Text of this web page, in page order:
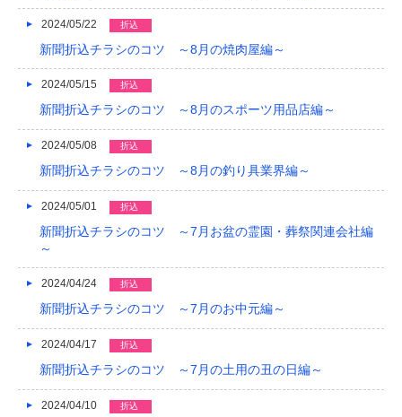
2024/05/22 折込
新聞折込チラシのコツ ～8月の焼肉屋編～
2024/05/15 折込
新聞折込チラシのコツ ～8月のスポーツ用品店編～
2024/05/08 折込
新聞折込チラシのコツ ～8月の釣り具業界編～
2024/05/01 折込
新聞折込チラシのコツ ～7月お盆の霊園・葬祭関連会社編
～
2024/04/24 折込
新聞折込チラシのコツ ～7月のお中元編～
2024/04/17 折込
新聞折込チラシのコツ ～7月の土用の丑の日編～
2024/04/10 折込